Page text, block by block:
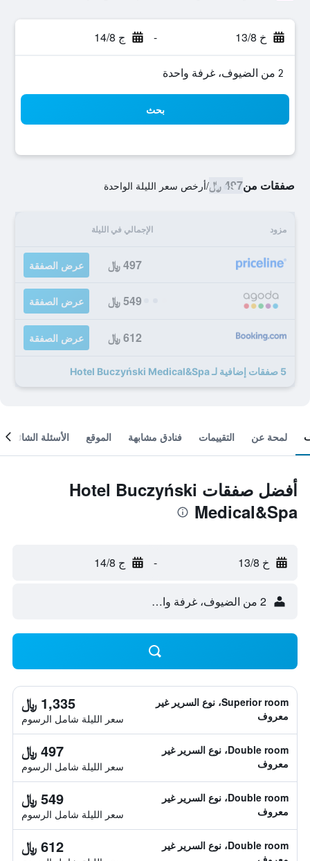
خ 13/8 - ج 14/8
2 من الضيوف، غرفة واحدة
بحث
صفقات من497 ﷼ /أرخص سعر الليلة الواحدة
مزود الإجمالي في الليلة
497 ﷼ عرض الصفقة
549 ﷼ عرض الصفقة
612 ﷼ عرض الصفقة
5 صفقات إضافية لـ Hotel Buczyński Medical&Spa
لمحة عن التقييمات فنادق مشابهة الموقع الأسئلة الشائعة
أفضل صفقات Hotel Buczyński
Medical&Spa
خ 13/8 - ج 14/8
2 من الضيوف، غرفة واحدة
Superior room، نوع السرير غير
معروف
1,335 ﷼
سعر الليلة شامل الرسوم
Double room، نوع السرير غير
معروف
497 ﷼
سعر الليلة شامل الرسوم
Double room، نوع السرير غير
معروف
549 ﷼
سعر الليلة شامل الرسوم
Double room، نوع السرير غير
612 ﷼